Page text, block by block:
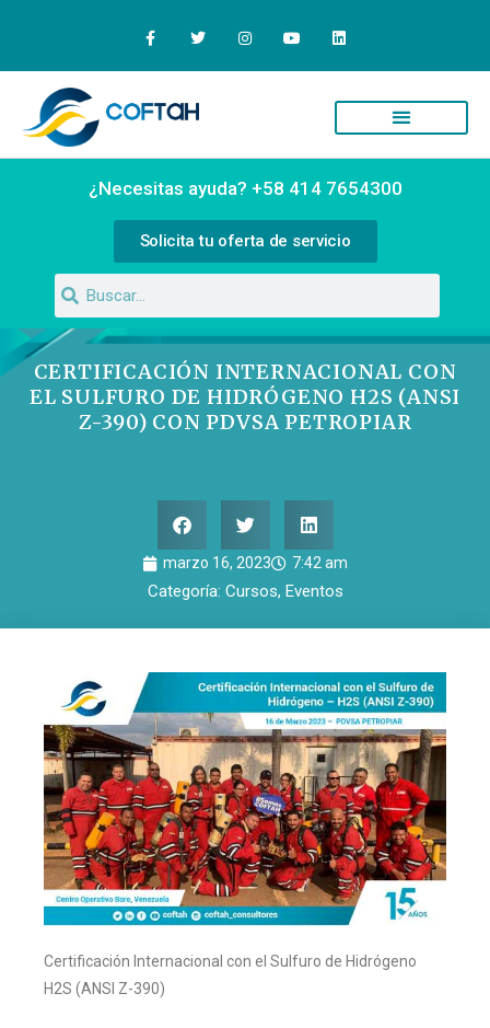
¿Necesitas ayuda? +58 414 7654300
Solicita tu oferta de servicio
CERTIFICACIÓN INTERNACIONAL CON
EL SULFURO DE HIDRÓGENO H2S (ANSI
Z-390) CON PDVSA PETROPIAR
marzo 16, 2023 7:42 am
Categoría: Cursos, Eventos
Certificación Internacional con el Sulfuro de Hidrógeno
H2S (ANSI Z-390)